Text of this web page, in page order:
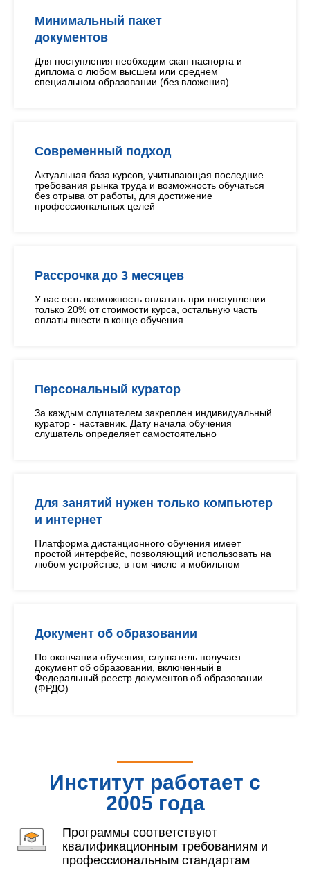
Минимальный пакет
документов
Для поступления необходим скан паспорта и
диплома о любом высшем или среднем
специальном образовании (без вложения)
Современный подход
Актуальная база курсов, учитывающая последние
требования рынка труда и возможность обучаться
без отрыва от работы, для достижение
профессиональных целей
Рассрочка до 3 месяцев
У вас есть возможность оплатить при поступлении
только 20% от стоимости курса, остальную часть
оплаты внести в конце обучения
Персональный куратор
За каждым слушателем закреплен индивидуальный
куратор - наставник. Дату начала обучения
слушатель определяет самостоятельно
Для занятий нужен только компьютер
и интернет
Платформа дистанционного обучения имеет
простой интерфейс, позволяющий использовать на
любом устройстве, в том числе и мобильном
Документ об образовании
По окончании обучения, слушатель получает
документ об образовании, включенный в
Федеральный реестр документов об образовании
(ФРДО)
Институт работает с
2005 года
Программы соответствуют
квалификационным требованиям и
профессиональным стандартам